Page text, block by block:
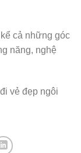
cả những góc
năng, nghệ
vẻ đẹp ngôi